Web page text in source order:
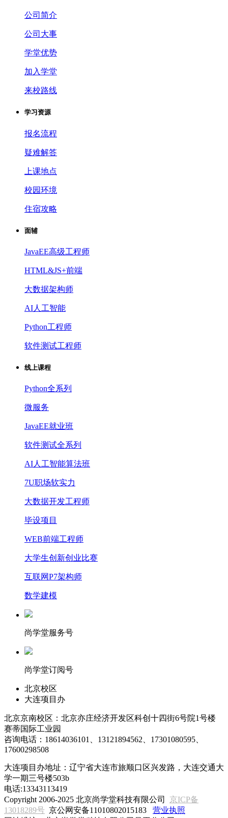
公司简介
公司大事
学堂优势
加入学堂
来校路线
学习资源
报名流程
疑难解答
上课地点
校园环境
住宿攻略
面辅
JavaEE高级工程师
HTML&JS+前端
大数据架构师
AI人工智能
Python工程师
软件测试工程师
线上课程
Python全系列
微服务
JavaEE就业班
软件测试全系列
AI人工智能算法班
7U职场软实力
大数据开发工程师
毕设项目
WEB前端工程师
大学生创新创业比赛
互联网P7架构师
数学建模
尚学堂服务号
尚学堂订阅号
北京校区
大连项目办
北京京南校区：北京亦庄经济开发区科创十四街6号院1号楼
赛蒂国际工业园
咨询电话：18614036101、13121894562、17301080595、
17600298508
大连项目办地址：辽宁省大连市旅顺口区兴发路，大连交通大
学一期三号楼503b
电话:13343113419
Copyright 2006-2025 北京尚学堂科技有限公司 京ICP备
13018289号 京公网安备11010802015183 营业执照